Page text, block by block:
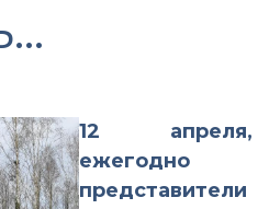
12 апреля,
ежегодно
представители